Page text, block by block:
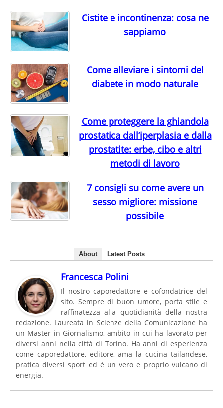
Cistite e incontinenza: cosa ne
sappiamo
Come alleviare i sintomi del
diabete in modo naturale
Come proteggere la ghiandola
prostatica dall’iperplasia e dalla
prostatite: erbe, cibo e altri
metodi di lavoro
7 consigli su come avere un
sesso migliore: missione
possibile
About Latest Posts
Francesca Polini
Il nostro caporedattore e cofondatrice del
sito. Sempre di buon umore, porta stile e
raffinatezza alla quotidianità della nostra
redazione. Laureata in Scienze della Comunicazione ha
un Master in Giornalismo, ambito in cui ha lavorato per
diversi anni nella città di Torino. Ha anni di esperienza
come caporedattore, editore, ama la cucina tailandese,
pratica diversi sport ed è un vero e proprio vulcano di
energia.